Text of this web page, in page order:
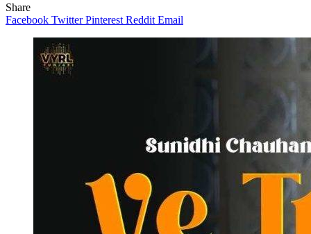
Share
Facebook Twitter Pinterest Reddit Email